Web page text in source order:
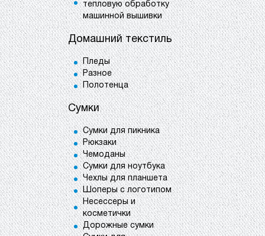
тепловую обработку
машинной вышивки
Домашний текстиль
Пледы
Разное
Полотенца
Сумки
Сумки для пикника
Рюкзаки
Чемоданы
Сумки для ноутбука
Чехлы для планшета
Шоперы с логотипом
Несессеры и
косметички
Дорожные сумки